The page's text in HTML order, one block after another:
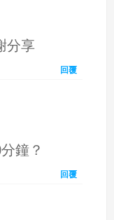
分享
回覆
鐘？
回覆